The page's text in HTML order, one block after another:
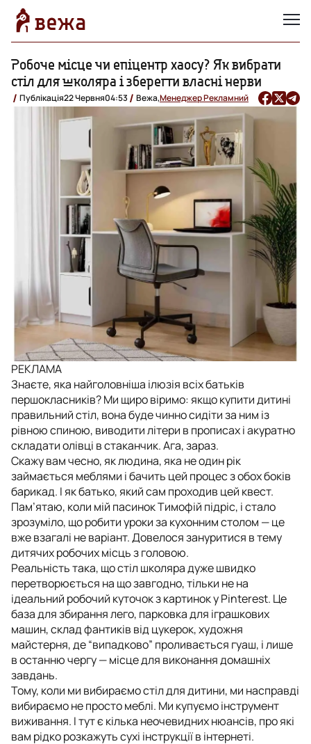
Робоче місце чи епіцентр хаосу? Як вибрати
стіл для школяра і зберегти власні нерви
Публікація22 Червня04:53 Вежа,Менеджер Рекламний
РЕКЛАМА
Знаєте, яка найголовніша ілюзія всіх батьків
першокласників? Ми щиро віримо: якщо купити дитині
правильний стіл, вона буде чинно сидіти за ним із
рівною спиною, виводити літери в прописах і акуратно
складати олівці в стаканчик. Ага, зараз.
Скажу вам чесно, як людина, яка не один рік
займається меблями і бачить цей процес з обох боків
барикад. І як батько, який сам проходив цей квест.
Пам’ятаю, коли мій пасинок Тимофій підріс, і стало
зрозуміло, що робити уроки за кухонним столом — це
вже взагалі не варіант. Довелося зануритися в тему
дитячих робочих місць з головою.
Реальність така, що стіл школяра дуже швидко
перетворюється на що завгодно, тільки не на
ідеальний робочий куточок з картинок у Pinterest. Це
база для збирання лего, парковка для іграшкових
машин, склад фантиків від цукерок, художня
майстерня, де “випадково” проливається гуаш, і лише
в останню чергу — місце для виконання домашніх
завдань.
Тому, коли ми вибираємо стіл для дитини, ми насправді
вибираємо не просто меблі. Ми купуємо інструмент
виживання. І тут є кілька неочевидних нюансів, про які
вам рідко розкажуть сухі інструкції в інтернеті.